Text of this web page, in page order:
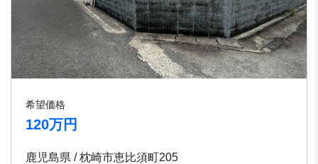
希望価格
120万円
鹿児島県 / 枕崎市恵比須町205